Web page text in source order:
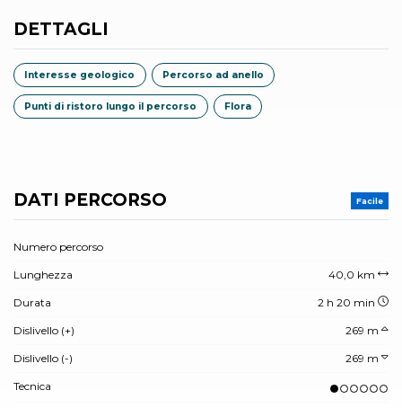
DETTAGLI
Interesse geologico Percorso ad anello
Punti di ristoro lungo il percorso Flora
DATI PERCORSO Facile
Numero percorso
Lunghezza 40,0 km
Durata 2 h 20 min
Dislivello (+) 269 m
Dislivello (-) 269 m
Tecnica